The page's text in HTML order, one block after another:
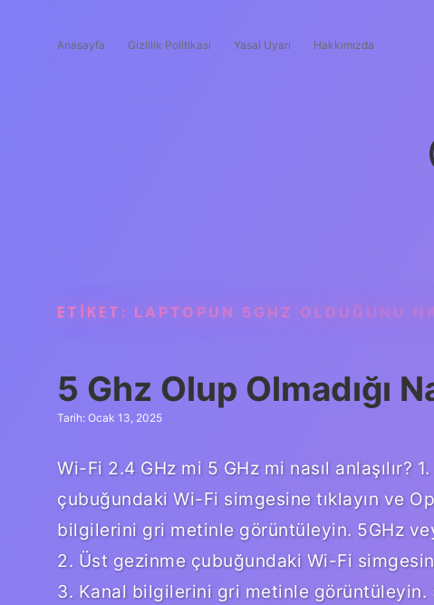
Anasayfa Gizlilik Politikası Yasal Uyarı Hakkımızda
ETIKET: LAPTOPUN 5GHZ OLDUĞUNU
5 Ghz Olup Olmadığı
Tarih: Ocak 13, 2025
Wi-Fi 2.4 GHz mi 5 GHz mi nasıl anlaşılır?
çubuğundaki Wi-Fi simgesine tıklayın ve
bilgilerini gri metinle görüntüleyin. 5GHz
2. Üst gezinme çubuğundaki Wi-Fi
3. Kanal bilgilerini gri metinle görüntüleyin.